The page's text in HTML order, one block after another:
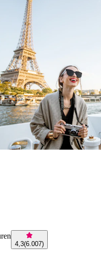
4,3(6.007)